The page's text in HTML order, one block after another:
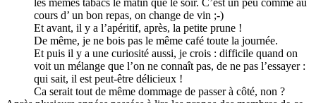
les mêmes tabacs le matin que le soir. C’est un peu comme au
cours d’ un bon repas, on change de vin ;-)
Et avant, il y a l’apéritif, après, la petite prune !
De même, je ne bois pas le même café toute la journée.
Et puis il y a une curiosité aussi, je crois : difficile quand on
voit un mélange que l’on ne connaît pas, de ne pas l’essayer :
qui sait, il est peut-être délicieux !
Ca serait tout de même dommage de passer à côté, non ?